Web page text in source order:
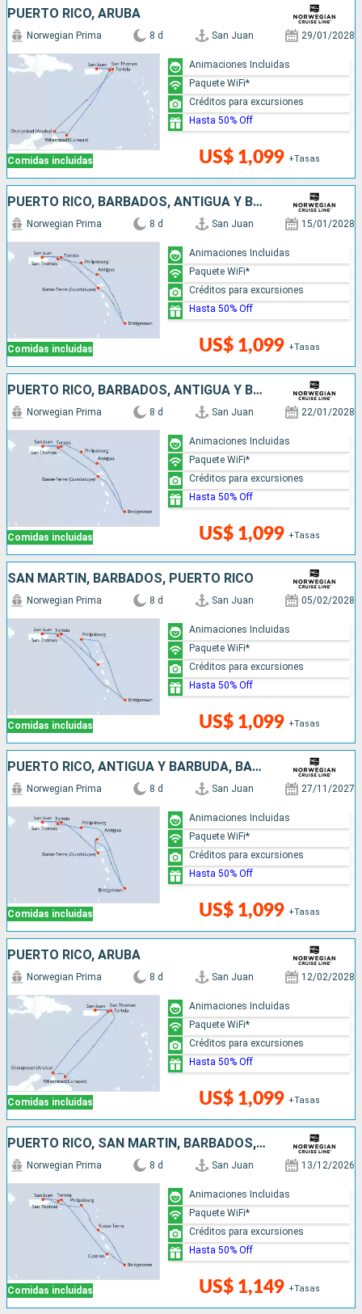
PUERTO RICO, ARUBA
Comidas incluidas
Norwegian Prima 8 d San Juan 29/01/2028
US$ 1,099 +Tasas
Animaciones Incluidas
Paquete WiFi*
Créditos para excursiones
Hasta 50% Off
PUERTO RICO, BARBADOS, ANTIGUA Y BARBUDA, SAN MARTÍN
Comidas incluidas
Norwegian Prima 8 d San Juan 15/01/2028
US$ 1,099 +Tasas
Animaciones Incluidas
Paquete WiFi*
Créditos para excursiones
Hasta 50% Off
PUERTO RICO, BARBADOS, ANTIGUA Y BARBUDA, SAN MARTÍN
Comidas incluidas
Norwegian Prima 8 d San Juan 22/01/2028
US$ 1,099 +Tasas
Animaciones Incluidas
Paquete WiFi*
Créditos para excursiones
Hasta 50% Off
SAN MARTÍN, BARBADOS, PUERTO RICO
Comidas incluidas
Norwegian Prima 8 d San Juan 05/02/2028
US$ 1,099 +Tasas
Animaciones Incluidas
Paquete WiFi*
Créditos para excursiones
Hasta 50% Off
PUERTO RICO, ANTIGUA Y BARBUDA, BARBADOS, SAN MARTÍN
Comidas incluidas
Norwegian Prima 8 d San Juan 27/11/2027
US$ 1,099 +Tasas
Animaciones Incluidas
Paquete WiFi*
Créditos para excursiones
Hasta 50% Off
PUERTO RICO, ARUBA
Comidas incluidas
Norwegian Prima 8 d San Juan 12/02/2028
US$ 1,099 +Tasas
Animaciones Incluidas
Paquete WiFi*
Créditos para excursiones
Hasta 50% Off
PUERTO RICO, SAN MARTÍN, BARBADOS, SANTA LUCIA
Comidas incluidas
Norwegian Prima 8 d San Juan 13/12/2026
US$ 1,149 +Tasas
Animaciones Incluidas
Paquete WiFi*
Créditos para excursiones
Hasta 50% Off